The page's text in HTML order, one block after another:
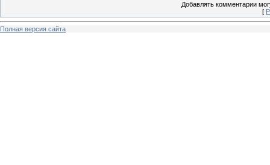
Добавлять комментарии
[
Полная версия сайта